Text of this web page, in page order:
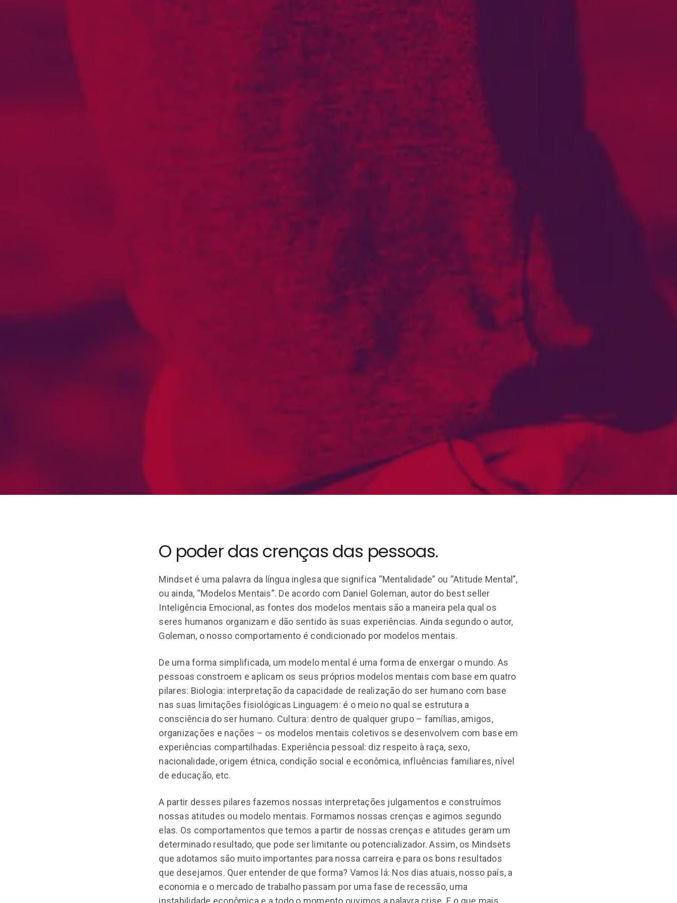
O poder das crenças das pessoas.
Mindset é uma palavra da língua inglesa que significa “Mentalidade” ou “Atitude Mental”,
ou ainda, “Modelos Mentais”. De acordo com Daniel Goleman, autor do best seller
Inteligência Emocional, as fontes dos modelos mentais são a maneira pela qual os
seres humanos organizam e dão sentido às suas experiências. Ainda segundo o autor,
Goleman, o nosso comportamento é condicionado por modelos mentais.
De uma forma simplificada, um modelo mental é uma forma de enxergar o mundo. As
pessoas constroem e aplicam os seus próprios modelos mentais com base em quatro
pilares: Biologia: interpretação da capacidade de realização do ser humano com base
nas suas limitações fisiológicas Linguagem: é o meio no qual se estrutura a
consciência do ser humano. Cultura: dentro de qualquer grupo – famílias, amigos,
organizações e nações – os modelos mentais coletivos se desenvolvem com base em
experiências compartilhadas. Experiência pessoal: diz respeito à raça, sexo,
nacionalidade, origem étnica, condição social e econômica, influências familiares, nível
de educação, etc.
A partir desses pilares fazemos nossas interpretações julgamentos e construímos
nossas atitudes ou modelo mentais. Formamos nossas crenças e agimos segundo
elas. Os comportamentos que temos a partir de nossas crenças e atitudes geram um
determinado resultado, que pode ser limitante ou potencializador. Assim, os Mindsets
que adotamos são muito importantes para nossa carreira e para os bons resultados
que desejamos. Quer entender de que forma? Vamos lá: Nos dias atuais, nosso país, a
economia e o mercado de trabalho passam por uma fase de recessão, uma
instabilidade econômica e a todo o momento ouvimos a palavra crise. E o que mais